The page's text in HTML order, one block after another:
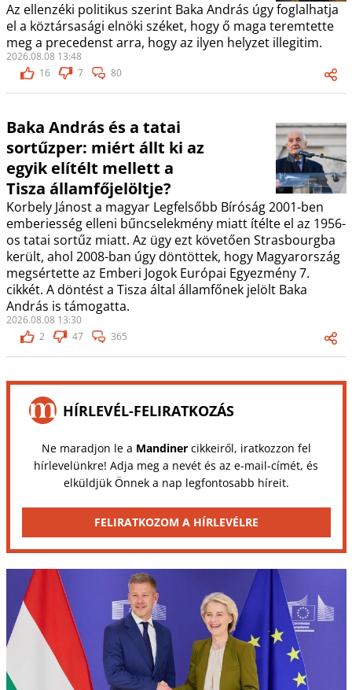
Az ellenzéki politikus szerint Baka András úgy foglalhatja
el a köztársasági elnöki széket, hogy ő maga teremtette
meg a precedenst arra, hogy az ilyen helyzet illegitim.
2026.08.08 13:48
16
7 80
Baka András és a tatai
sortűzper: miért állt ki az
egyik elítélt mellett a
Tisza államfőjelöltje?
Korbely Jánost a magyar Legfelsőbb Bíróság 2001-ben
emberiesség elleni bűncselekmény miatt ítélte el az 1956-
os tatai sortűz miatt. Az ügy ezt követően Strasbourgba
került, ahol 2008-ban úgy döntöttek, hogy Magyarország
megsértette az Emberi Jogok Európai Egyezmény 7.
cikkét. A döntést a Tisza által államfőnek jelölt Baka
András is támogatta.
2026.08.08 13:30
2
47 365
HÍRLEVÉL-FELIRATKOZÁS
Ne maradjon le a Mandinercikkeiről, iratkozzon fel
hírlevelünkre! Adja meg a nevét és az e-mail-címét, és
elküldjük Önnek a nap legfontosabb híreit.
FELIRATKOZOM A HÍRLEVÉLRE